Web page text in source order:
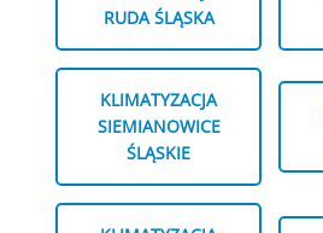
RUDA ŚLĄSKA
KLIMATYZACJA
SIEMIANOWICE
ŚLĄSKIE